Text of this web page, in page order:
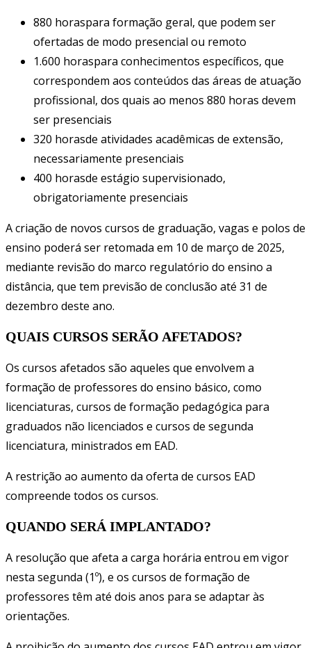
880 horaspara formação geral, que podem ser
ofertadas de modo presencial ou remoto
1.600 horaspara conhecimentos específicos, que
correspondem aos conteúdos das áreas de atuação
profissional, dos quais ao menos 880 horas devem
ser presenciais
320 horasde atividades acadêmicas de extensão,
necessariamente presenciais
400 horasde estágio supervisionado,
obrigatoriamente presenciais
A criação de novos cursos de graduação, vagas e polos de
ensino poderá ser retomada em 10 de março de 2025,
mediante revisão do marco regulatório do ensino a
distância, que tem previsão de conclusão até 31 de
dezembro deste ano.
QUAIS CURSOS SERÃO AFETADOS?
Os cursos afetados são aqueles que envolvem a
formação de professores do ensino básico, como
licenciaturas, cursos de formação pedagógica para
graduados não licenciados e cursos de segunda
licenciatura, ministrados em EAD.
A restrição ao aumento da oferta de cursos EAD
compreende todos os cursos.
QUANDO SERÁ IMPLANTADO?
A resolução que afeta a carga horária entrou em vigor
nesta segunda (1º), e os cursos de formação de
professores têm até dois anos para se adaptar às
orientações.